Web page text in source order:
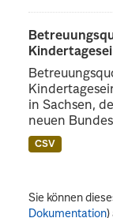
in Sachsen,
neuen
CSV
Sie können
Dokumentation)